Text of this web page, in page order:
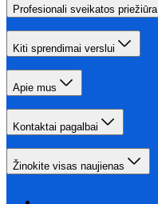
Profesionali sveikatos priežiūra
Kiti sprendimai verslui
Apie mus
Kontaktai pagalbai
Žinokite visas naujienas